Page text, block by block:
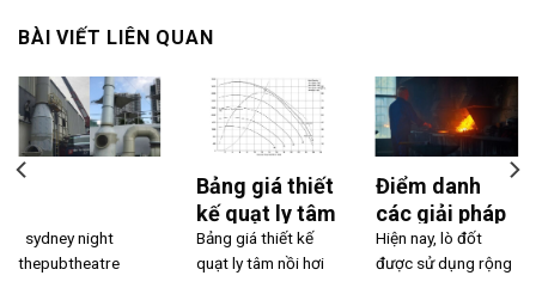
BÀI VIẾT LIÊN QUAN
sydney night
thepubtheatre
Bảng giá thiết
kế quạt ly tâm
nồi hơi
Bảng giá thiết kế
quạt ly tâm nồi hơi
Điểm danh
các giải pháp
xử lý khí thải
nhà máy lò
Hiện nay, lò đốt
được sử dụng rộng